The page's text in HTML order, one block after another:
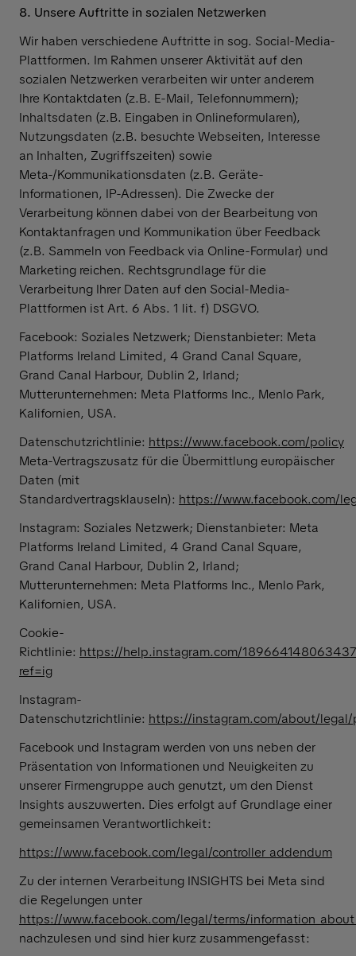
8. Unsere Auftritte in sozialen Netzwerken
Wir haben verschiedene Auftritte in sog. Social-Media-
Plattformen. Im Rahmen unserer Aktivität auf den
sozialen Netzwerken verarbeiten wir unter anderem
Ihre Kontaktdaten (z.B. E-Mail, Telefonnummern);
Inhaltsdaten (z.B. Eingaben in Onlineformularen),
Nutzungsdaten (z.B. besuchte Webseiten, Interesse
an Inhalten, Zugriffszeiten) sowie
Meta-/Kommunikationsdaten (z.B. Geräte-
Informationen, IP-Adressen). Die Zwecke der
Verarbeitung können dabei von der Bearbeitung von
Kontaktanfragen und Kommunikation über Feedback
(z.B. Sammeln von Feedback via Online-Formular) und
Marketing reichen. Rechtsgrundlage für die
Verarbeitung Ihrer Daten auf den Social-Media-
Plattformen ist Art. 6 Abs. 1 lit. f) DSGVO.
Facebook: Soziales Netzwerk; Dienstanbieter: Meta
Platforms Ireland Limited, 4 Grand Canal Square,
Grand Canal Harbour, Dublin 2, Irland;
Mutterunternehmen: Meta Platforms Inc., Menlo Park,
Kalifornien, USA.
Datenschutzrichtlinie: https://www.facebook.com/policy
Meta-Vertragszusatz für die Übermittlung europäischer
Daten (mit
Standardvertragsklauseln): https://www.facebook.com/
Instagram: Soziales Netzwerk; Dienstanbieter: Meta
Platforms Ireland Limited, 4 Grand Canal Square,
Grand Canal Harbour, Dublin 2, Irland;
Mutterunternehmen: Meta Platforms Inc., Menlo Park,
Kalifornien, USA.
Cookie-
Richtlinie: https://help.instagram.com/
ref=ig
Instagram-
Datenschutzrichtlinie: https://instagram.com/about/legal/
Facebook und Instagram werden von uns neben der
Präsentation von Informationen und Neuigkeiten zu
unserer Firmengruppe auch genutzt, um den Dienst
Insights auszuwerten. Dies erfolgt auf Grundlage einer
gemeinsamen Verantwortlichkeit:
https://www.facebook.com/legal/controller_addendum
Zu der internen Verarbeitung INSIGHTS bei Meta sind
die Regelungen unter
https://www.facebook.com/legal/terms/
nachzulesen und sind hier kurz zusammengefasst: